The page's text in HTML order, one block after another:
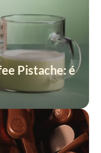
Pistache: é